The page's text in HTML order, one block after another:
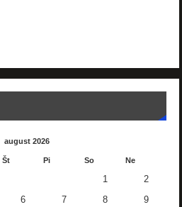
august 2026
Št Pi So Ne
1 2
6 7 8 9